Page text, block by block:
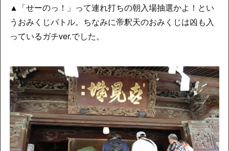
▲「せーのっ！」って連れ打ちの朝入場抽選かよ！とい
うおみくじバトル。ちなみに帝釈天のおみくじは凶も入
っているガチver.でした。